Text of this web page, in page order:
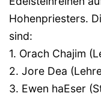
Hohenpriesters.
sind:
1. Orach Chajim
2. Jore Dea
3. Ewen haEser